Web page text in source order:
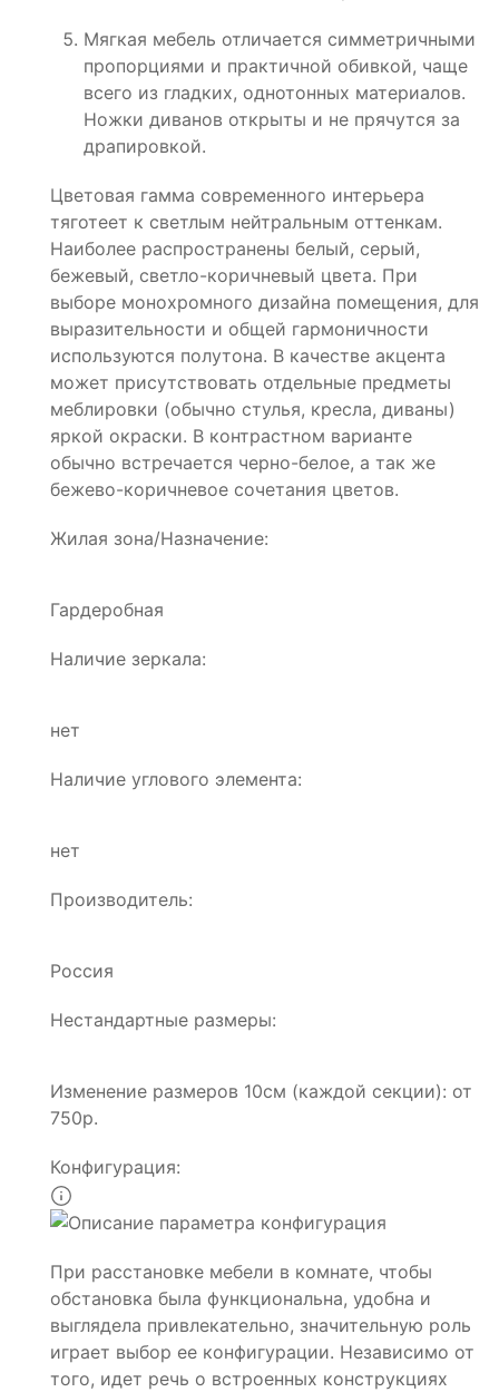
Мягкая мебель отличается симметричными
пропорциями и практичной обивкой, чаще
всего из гладких, однотонных материалов.
Ножки диванов открыты и не прячутся за
драпировкой.
Цветовая гамма современного интерьера
тяготеет к светлым нейтральным оттенкам.
Наиболее распространены белый, серый,
бежевый, светло-коричневый цвета. При
выборе монохромного дизайна помещения, для
выразительности и общей гармоничности
используются полутона. В качестве акцента
может присутствовать отдельные предметы
меблировки (обычно стулья, кресла, диваны)
яркой окраски. В контрастном варианте
обычно встречается черно-белое, а так же
бежево-коричневое сочетания цветов.
Жилая зона/Назначение:
Гардеробная
Наличие зеркала:
нет
Наличие углового элемента:
нет
Производитель:
Россия
Нестандартные размеры:
Изменение размеров 10см (каждой секции): от
750р.
Конфигурация:
При расстановке мебели в комнате, чтобы
обстановка была функциональна, удобна и
выглядела привлекательно, значительную роль
играет выбор ее конфигурации. Независимо от
того, идет речь о встроенных конструкциях